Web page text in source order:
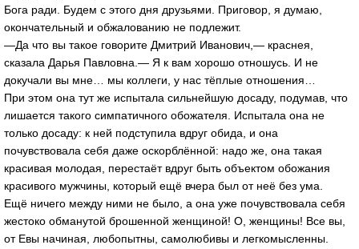
Бога ради. Будем с этого дня друзьями. Приговор, я думаю,
окончательный и обжалованию не подлежит.
—Да что вы такое говорите Дмитрий Иванович,— краснея,
сказала Дарья Павловна.— Я к вам хорошо отношусь. И не
докучали вы мне… мы коллеги, у нас тёплые отношения…
При этом она тут же испытала сильнейшую досаду, подумав, что
лишается такого симпатичного обожателя. Испытала она не
только досаду: к ней подступила вдруг обида, и она
почувствовала себя даже оскорблённой: надо же, она такая
красивая молодая, перестаёт вдруг быть объектом обожания
красивого мужчины, который ещё вчера был от неё без ума.
Ещё ничего между ними не было, а она уже почувствовала себя
жестоко обманутой брошенной женщиной! О, женщины! Все вы,
от Евы начиная, любопытны, самолюбивы и легкомысленны.